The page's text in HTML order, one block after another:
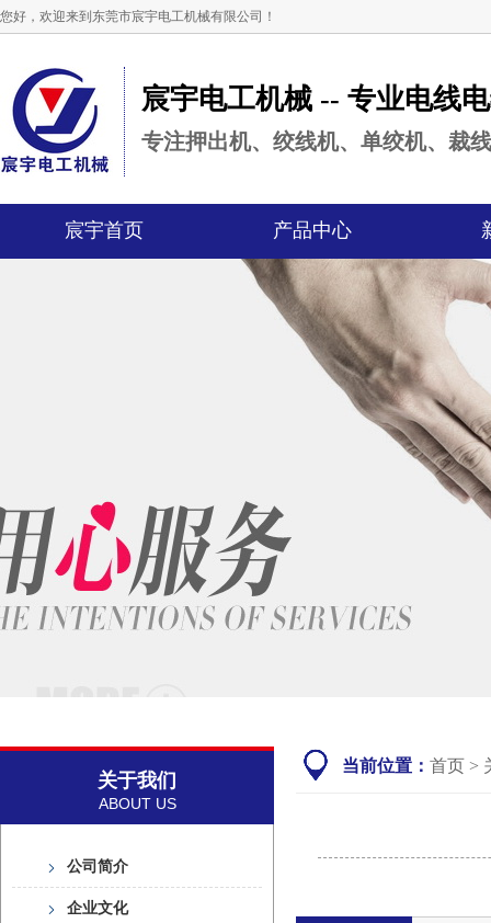
您好，欢迎来到东莞市宸宇电工机械有限公司！
宸宇电工机械 -- 专业电线
专注押出机、绞线机、单绞机、裁
宸宇首页 产品中心
关于我们
ABOUT US
公司简介
企业文化
当前位置： 首页 >